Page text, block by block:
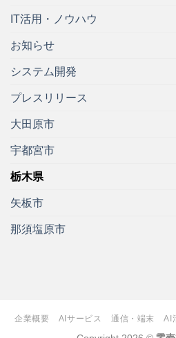
IT活用・ノウハウ
お知らせ
システム開発
プレスリリース
大田原市
宇都宮市
栃木県
矢板市
那須塩原市
企業概要 AIサービス 通信・端末 AI